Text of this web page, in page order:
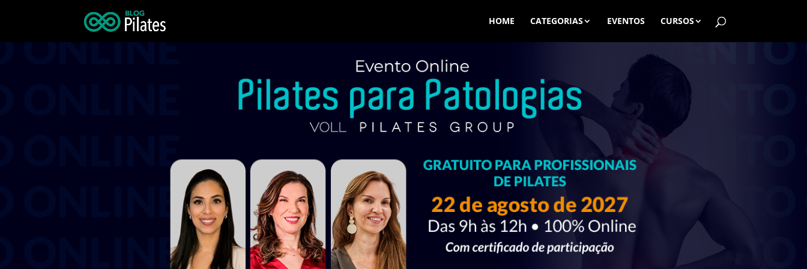
HOME CATEGORIAS EVENTOS CURSOS